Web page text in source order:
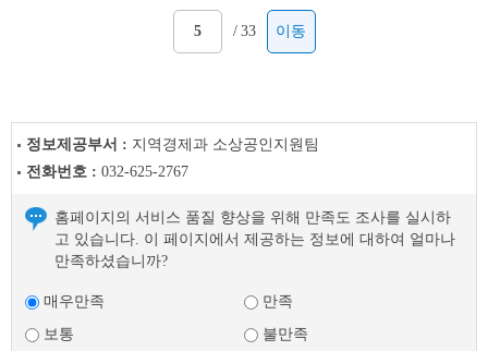
/ 33 이동
정보제공부서 : 지역경제과 소상공인지원팀
전화번호 : 032-625-2767
홈페이지의 서비스 품질 향상을 위해 만족도 조사를 실시하
고 있습니다. 이 페이지에서 제공하는 정보에 대하여 얼마나
만족하셨습니까?
매우만족
만족
보통
불만족